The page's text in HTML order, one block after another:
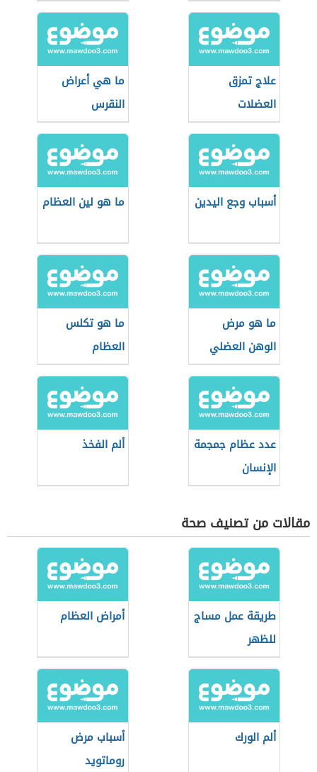
علاج تمزق
العضلات
ما هي أعراض
النقرس
أسباب وجع اليدين ما هو لين العظام
ما هو مرض
الوهن العضلي
ما هو تكلس
العظام
عدد عظام جمجمة
الإنسان
ألم الفخذ
مقالات من تصنيف صحة
طريقة عمل مساج
للظهر
أمراض العظام
ألم الورك
أسباب مرض
روماتويد